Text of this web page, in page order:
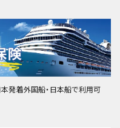
発着外国船・日本船で利用可